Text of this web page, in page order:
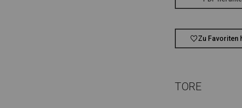
Zu Favoriten
TORE